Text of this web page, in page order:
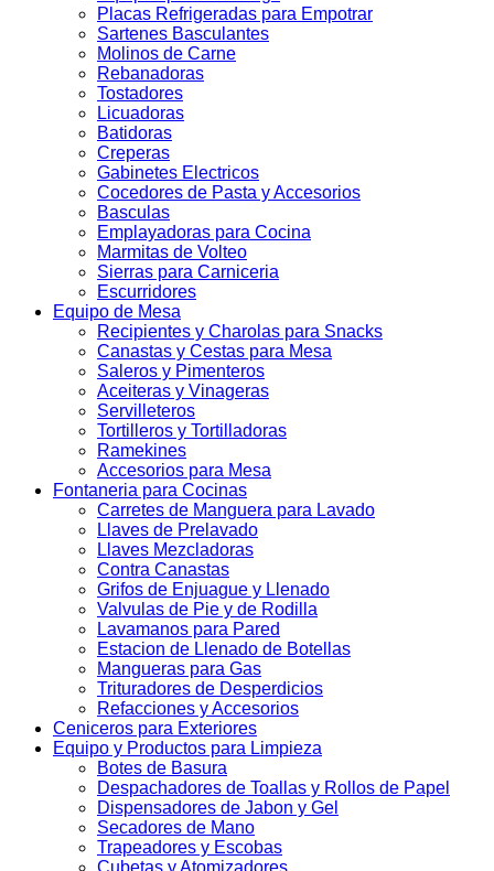
Placas Refrigeradas para Empotrar
Sartenes Basculantes
Molinos de Carne
Rebanadoras
Tostadores
Licuadoras
Batidoras
Creperas
Gabinetes Electricos
Cocedores de Pasta y Accesorios
Basculas
Emplayadoras para Cocina
Marmitas de Volteo
Sierras para Carniceria
Escurridores
Equipo de Mesa
Recipientes y Charolas para Snacks
Canastas y Cestas para Mesa
Saleros y Pimenteros
Aceiteras y Vinageras
Servilleteros
Tortilleros y Tortilladoras
Ramekines
Accesorios para Mesa
Fontaneria para Cocinas
Carretes de Manguera para Lavado
Llaves de Prelavado
Llaves Mezcladoras
Contra Canastas
Grifos de Enjuague y Llenado
Valvulas de Pie y de Rodilla
Lavamanos para Pared
Estacion de Llenado de Botellas
Mangueras para Gas
Trituradores de Desperdicios
Refacciones y Accesorios
Ceniceros para Exteriores
Equipo y Productos para Limpieza
Botes de Basura
Despachadores de Toallas y Rollos de Papel
Dispensadores de Jabon y Gel
Secadores de Mano
Trapeadores y Escobas
Cubetas y Atomizadores